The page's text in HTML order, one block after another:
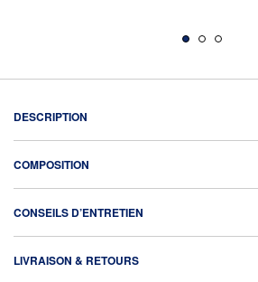
DESCRIPTION
COMPOSITION
CONSEILS D’ENTRETIEN
LIVRAISON & RETOURS